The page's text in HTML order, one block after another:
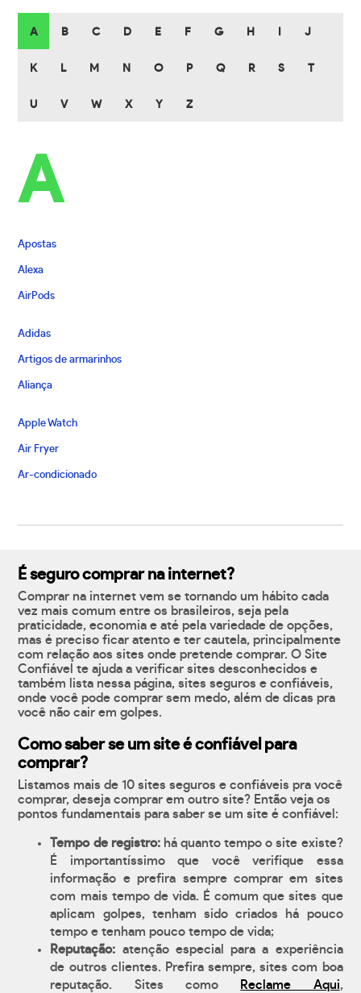
A B C D E F G H J
K L M N O P Q R S T
U V W X Y Z
A
Apostas
Alexa
AirPods
Adidas
Artigos de armarinhos
Aliança
Apple Watch
Air Fryer
Ar-condicionado
É seguro comprar na internet?
Comprar na internet vem se tornando um hábito cada
vez mais comum entre os brasileiros, seja pela
praticidade, economia e até pela variedade de opções,
mas é preciso ficar atento e ter cautela, principalmente
com relação aos sites onde pretende comprar. O Site
Confiável te ajuda a verificar sites desconhecidos e
também lista nessa página, sites seguros e confiáveis,
onde você pode comprar sem medo, além de dicas pra
você não cair em golpes.
Como saber se um site é confiável para
comprar?
Listamos mais de 10 sites seguros e confiáveis pra você
comprar, deseja comprar em outro site? Então veja os
pontos fundamentais para saber se um site é confiável:
Tempo de registro:há quanto tempo o site existe?
É importantíssimo que você verifique essa
informação e prefira sempre comprar em sites
com mais tempo de vida. É comum que sites que
aplicam golpes, tenham sido criados há pouco
tempo e tenham pouco tempo de vida;
Reputação: atenção especial para a experiência
de outros clientes. Prefira sempre, sites com boa
reputação. Sites como
Reclame Aqui,